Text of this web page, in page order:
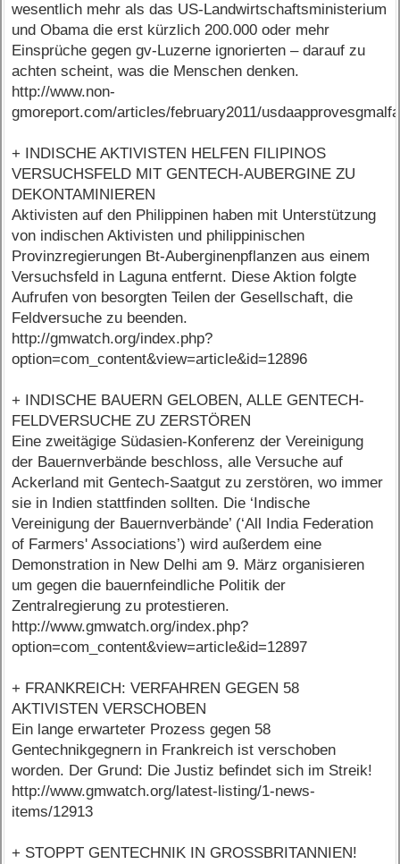
wesentlich mehr als das US-Landwirtschaftsministerium
und Obama die erst kürzlich 200.000 oder mehr
Einsprüche gegen gv-Luzerne ignorierten – darauf zu
achten scheint, was die Menschen denken.
http://www.non-
gmoreport.com/articles/february2011/
+ INDISCHE AKTIVISTEN HELFEN FILIPINOS
VERSUCHSFELD MIT GENTECH-AUBERGINE ZU
DEKONTAMINIEREN
Aktivisten auf den Philippinen haben mit Unterstützung
von indischen Aktivisten und philippinischen
Provinzregierungen Bt-Auberginenpflanzen aus einem
Versuchsfeld in Laguna entfernt. Diese Aktion folgte
Aufrufen von besorgten Teilen der Gesellschaft, die
Feldversuche zu beenden.
http://gmwatch.org/index.php?
option=com_content&view=article&id=12896
+ INDISCHE BAUERN GELOBEN, ALLE GENTECH-
FELDVERSUCHE ZU ZERSTÖREN
Eine zweitägige Südasien-Konferenz der Vereinigung
der Bauernverbände beschloss, alle Versuche auf
Ackerland mit Gentech-Saatgut zu zerstören, wo immer
sie in Indien stattfinden sollten. Die ‘Indische
Vereinigung der Bauernverbände’ (‘All India Federation
of Farmers' Associations’) wird außerdem eine
Demonstration in New Delhi am 9. März organisieren
um gegen die bauernfeindliche Politik der
Zentralregierung zu protestieren.
http://www.gmwatch.org/index.php?
option=com_content&view=article&id=12897
+ FRANKREICH: VERFAHREN GEGEN 58
AKTIVISTEN VERSCHOBEN
Ein lange erwarteter Prozess gegen 58
Gentechnikgegnern in Frankreich ist verschoben
worden. Der Grund: Die Justiz befindet sich im Streik!
http://www.gmwatch.org/latest-listing/1-news-
items/12913
+ STOPPT GENTECHNIK IN GROSSBRITANNIEN!